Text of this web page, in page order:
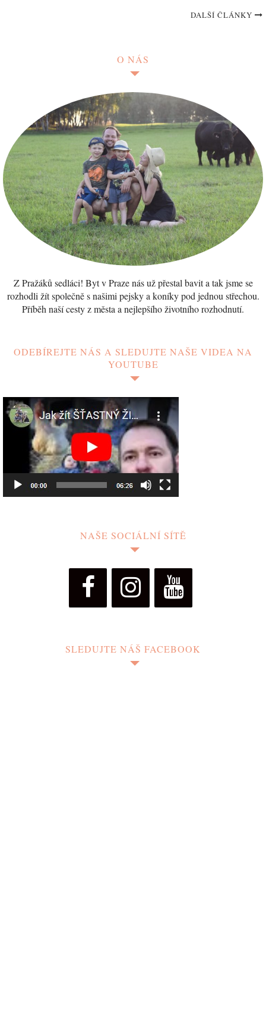
DALŠÍ ČLÁNKY
O NÁS
Z Pražáků sedláci! Byt v Praze nás už přestal bavit a tak jsme se
rozhodli žít společně s našimi pejsky a koníky pod jednou střechou.
Příběh naší cesty z města a nejlepšího životního rozhodnutí.
ODEBÍREJTE NÁS A SLEDUJTE NAŠE VIDEA NA
YOUTUBE
NAŠE SOCIÁLNÍ SÍTĚ
SLEDUJTE NÁŠ FACEBOOK